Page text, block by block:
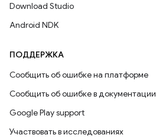
Download Studio
Android NDK
ПОДДЕРЖКА
Сообщить об ошибке на платформе
Сообщить об ошибке в документации
Google Play support
Участвовать в исследованиях